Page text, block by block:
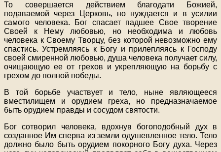
То совершается действием благодати Божией,
подаваемой через Церковь, но нуждается и в усилии
самого человека. Бог спасает падшее Свое творение
Своей к Нему любовью, но необходима и любовь
человека к Своему Творцу, без которой невозможно ему
спастись. Устремляясь к Богу и прилепляясь к Господу
своей смиренной любовью, душа человека получает силу,
очищающую ее от грехов и укрепляющую на борьбу с
грехом до полной победы.
В той борьбе участвует и тело, ныне являющееся
вместилищем и орудием греха, но предназначаемое
быть орудием правды и сосудом святости.
Бог сотворил человека, вдохнув богоподобный дух в
созданное Им сперва из земли одушевленное тело. Тело
должно было быть орудием покорного Богу духа. Через